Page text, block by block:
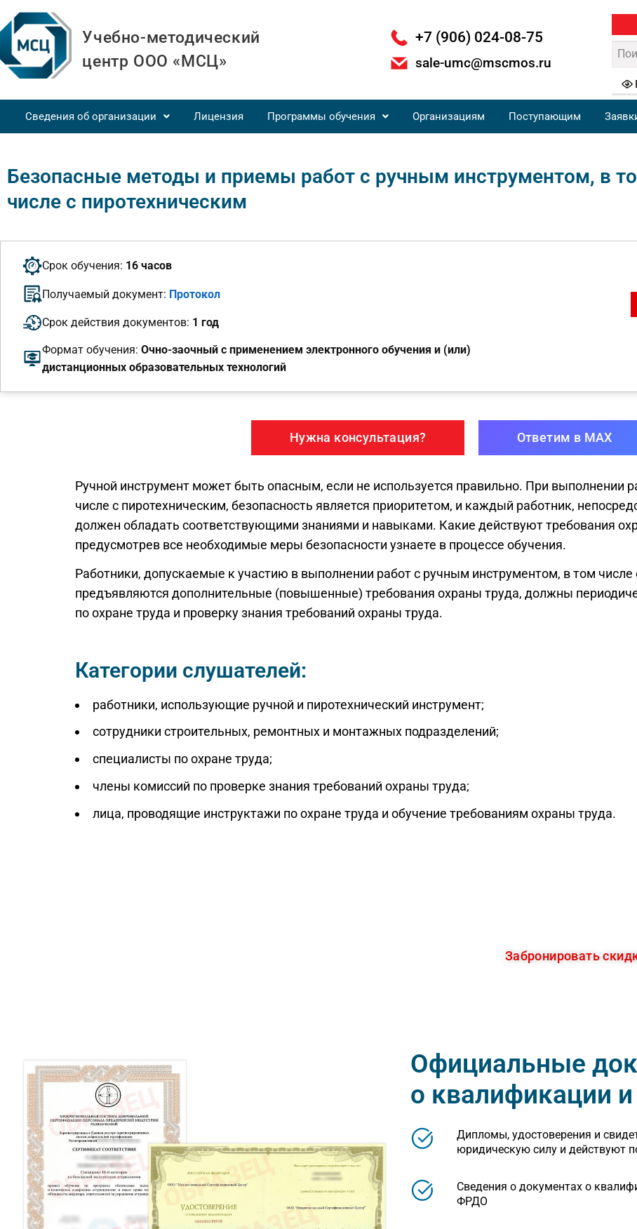
Учебно-методический
центр ООО «МСЦ»
+7 (906) 024-08-75
sale-umc@mscmos.ru
Сведения об организации Лицензия Программы обучения Организациям Поступающим
Безопасные методы и приемы работ с ручным инструментом, в
числе с пиротехническим
Срок обучения: 16 часов
Получаемый документ: Протокол
Срок действия документов: 1 год
Формат обучения:Очно-заочный с применением электронного обучения и (или)
дистанционных образовательных технологий
Нужна консультация? Ответим в MAX
Ручной инструмент может быть опасным, если не используется правильно. При выполнении
числе с пиротехническим, безопасность является приоритетом, и каждый работник,
должен обладать соответствующими знаниями и навыками. Какие действуют требования
предусмотрев все необходимые меры безопасности узнаете в процессе обучения.
Работники, допускаемые к участию в выполнении работ с ручным инструментом, в том
предъявляются дополнительные (повышенные) требования охраны труда, должны
по охране труда и проверку знания требований охраны труда.
Категории слушателей:
работники, использующие ручной и пиротехнический инструмент;
сотрудники строительных, ремонтных и монтажных подразделений;
специалисты по охране труда;
члены комиссий по проверке знания требований охраны труда;
лица, проводящие инструктажи по охране труда и обучение требованиям охраны труда.
Забронировать
Официальные
о квалификации
Дипломы, удостоверения и
юридическую силу и действуют
Сведения о документах о
ФРДО